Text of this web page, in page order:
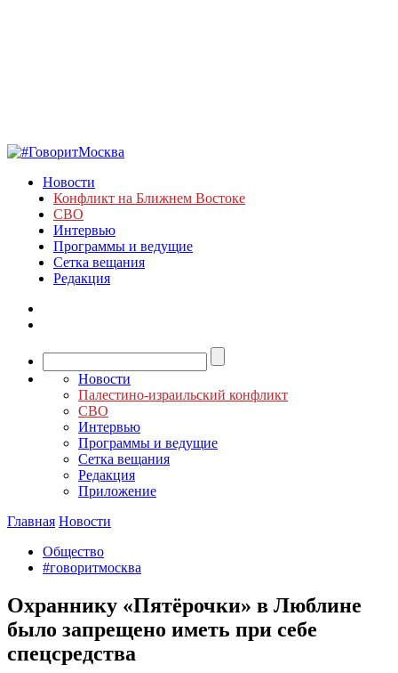
Новости
Конфликт на Ближнем Востоке
СВО
Интервью
Программы и ведущие
Сетка вещания
Редакция
Новости
Палестино-израильский конфликт
СВО
Интервью
Программы и ведущие
Сетка вещания
Редакция
Приложение
Главная Новости
Общество
#говоритмосква
Охраннику «Пятёрочки» в Люблине
было запрещено иметь при себе
спецсредства